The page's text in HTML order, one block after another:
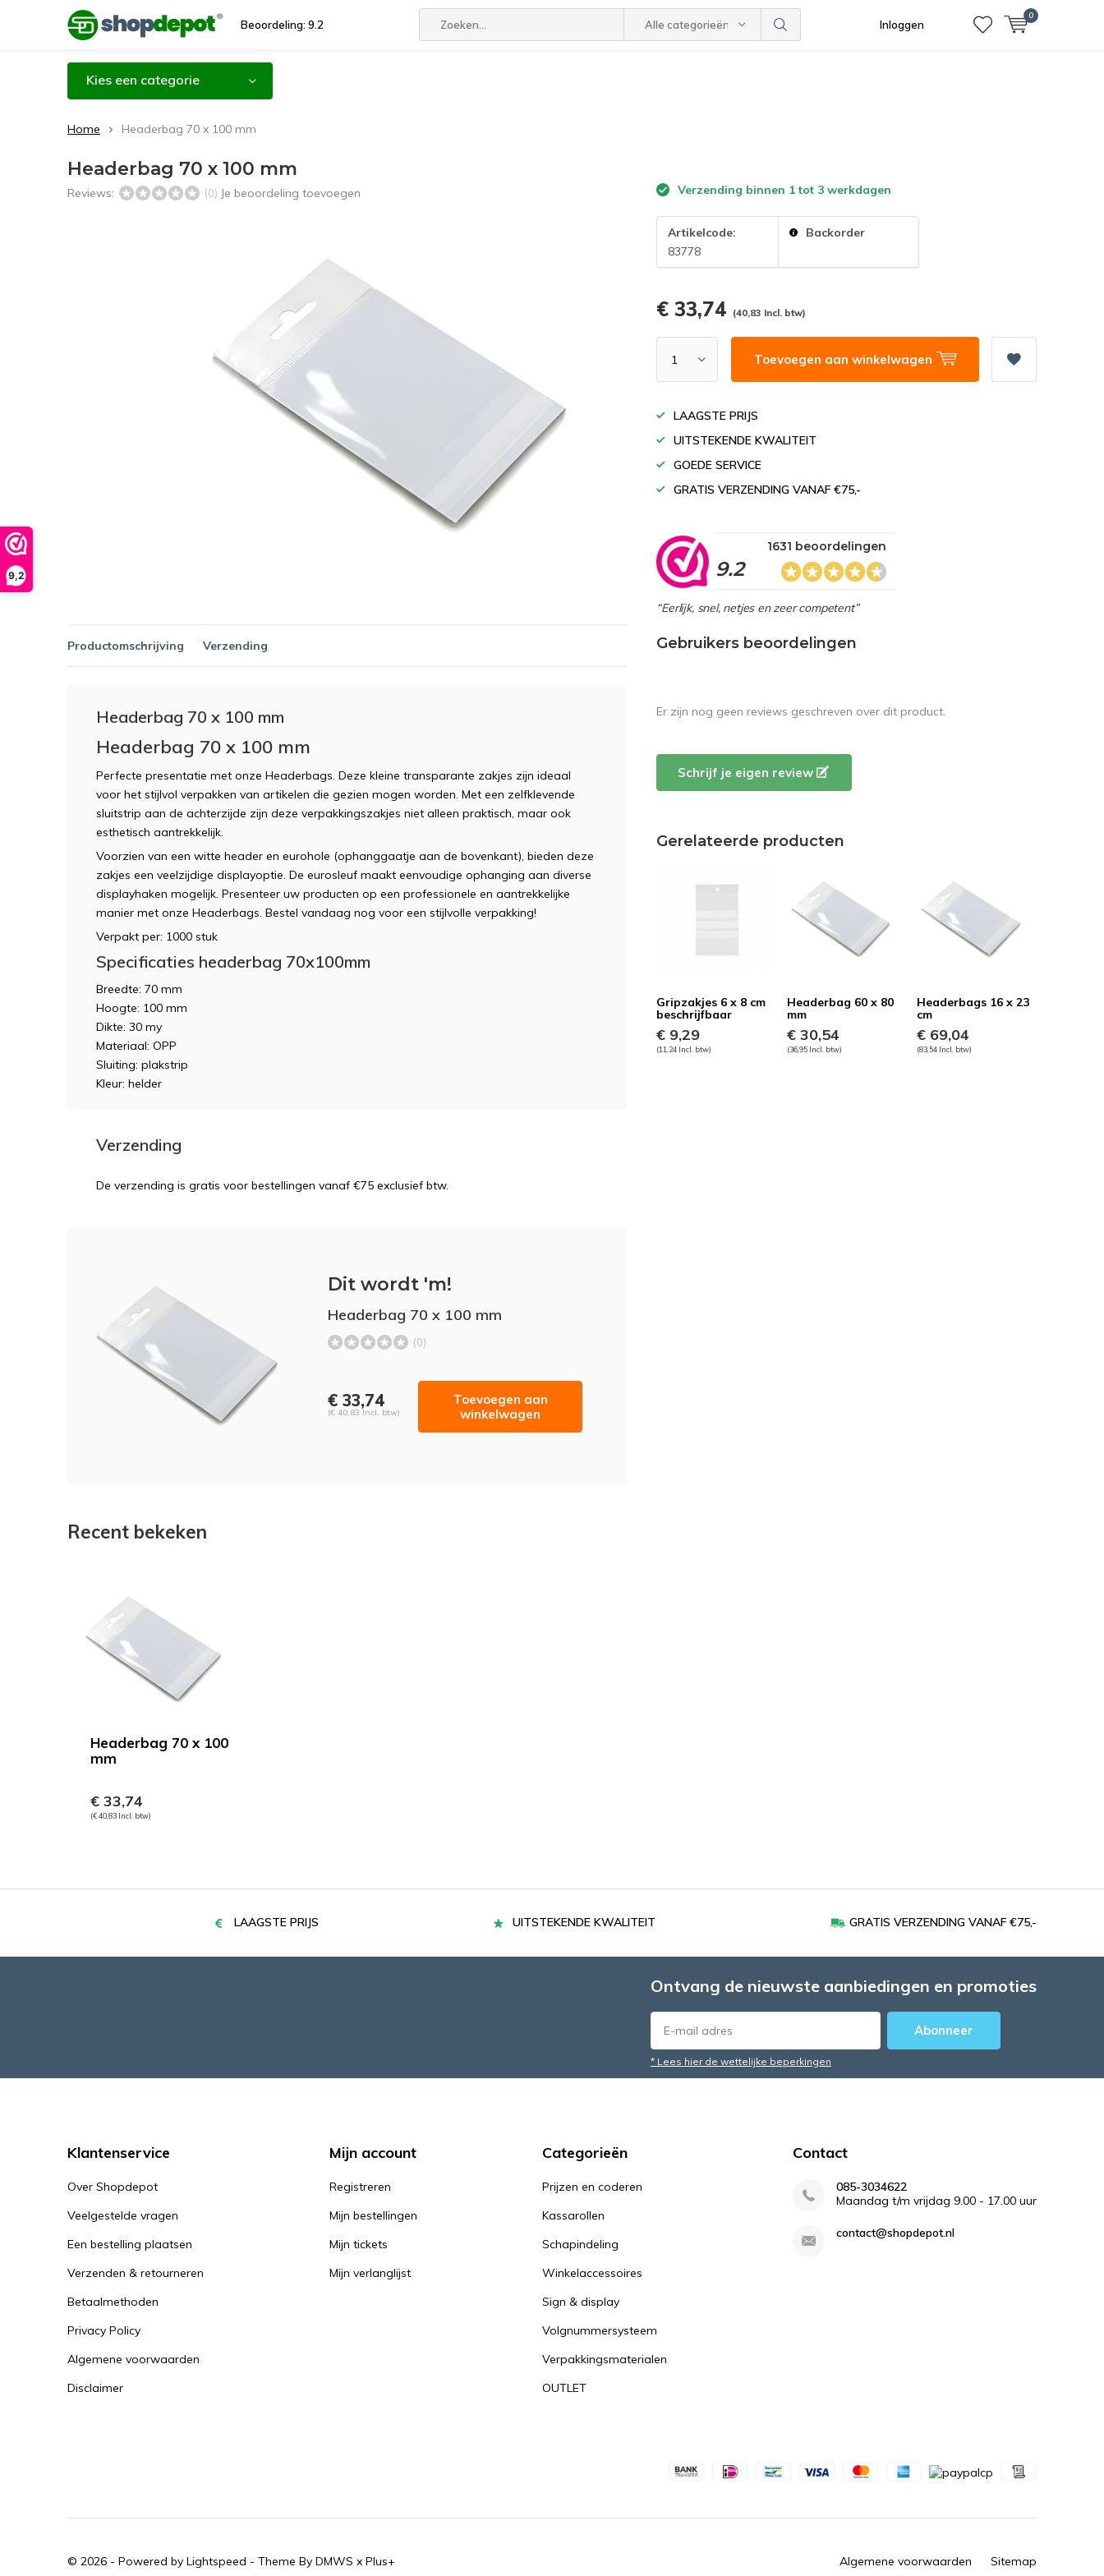
9,2
Beoordeling: 9.2 Alle categorieën Inloggen
0
Kies een categorie
Home Headerbag 70 x 100 mm
Headerbag 70 x 100 mm
Reviews: (0) Je beoordeling toevoegen Verzending binnen 1 tot 3 werkdagen
Artikelcode:
83778
Backorder
€ 33,74 (40,83 Incl. btw)
Toevoegen aan winkelwagen
LAAGSTE PRIJS
UITSTEKENDE KWALITEIT
GOEDE SERVICE
GRATIS VERZENDING VANAF €75,-
9.2
1631 beoordelingen
“Eerlijk, snel, netjes en zeer competent”
Productomschrijving Verzending
Headerbag 70 x 100 mm
Headerbag 70 x 100 mm
Perfecte presentatie met onze Headerbags. Deze kleine transparante zakjes zijn ideaal
voor het stijlvol verpakken van artikelen die gezien mogen worden. Met een zelfklevende
sluitstrip aan de achterzijde zijn deze verpakkingszakjes niet alleen praktisch, maar ook
esthetisch aantrekkelijk.
Voorzien van een witte header en eurohole (ophanggaatje aan de bovenkant), bieden deze
zakjes een veelzijdige displayoptie. De eurosleuf maakt eenvoudige ophanging aan diverse
displayhaken mogelijk. Presenteer uw producten op een professionele en aantrekkelijke
manier met onze Headerbags. Bestel vandaag nog voor een stijlvolle verpakking!
Verpakt per: 1000 stuk
Specificaties headerbag 70x100mm
Breedte: 70 mm
Hoogte: 100 mm
Dikte: 30 my
Materiaal: OPP
Sluiting: plakstrip
Kleur: helder
Verzending
De verzending is gratis voor bestellingen vanaf €75 exclusief btw.
Dit wordt 'm!
Headerbag 70 x 100 mm
(0)
€ 33,74
(€ 40,83 Incl. btw)
Toevoegen aan
winkelwagen
Gebruikers beoordelingen
Er zijn nog geen reviews geschreven over dit product.
Schrijf je eigen review
Gerelateerde producten
Gripzakjes 6 x 8 cm
beschrijfbaar
€ 9,29
(11,24 Incl. btw)
Headerbag 60 x 80
mm
€ 30,54
(36,95 Incl. btw)
Headerbags 16 x 23
cm
€ 69,04
(83,54 Incl. btw)
Recent bekeken
Headerbag 70 x 100
mm
€ 33,74
(€ 40,83 Incl. btw)
LAAGSTE PRIJS UITSTEKENDE KWALITEIT GRATIS VERZENDING VANAF €75,-
Ontvang de nieuwste aanbiedingen en promoties
Abonneer
* Lees hier de wettelijke beperkingen
Klantenservice
Over Shopdepot
Veelgestelde vragen
Een bestelling plaatsen
Verzenden & retourneren
Betaalmethoden
Privacy Policy
Algemene voorwaarden
Disclaimer
Mijn account
Registreren
Mijn bestellingen
Mijn tickets
Mijn verlanglijst
Categorieën
Prijzen en coderen
Kassarollen
Schapindeling
Winkelaccessoires
Sign & display
Volgnummersysteem
Verpakkingsmaterialen
OUTLET
Contact
085-3034622
Maandag t/m vrijdag 9.00 - 17.00 uur
contact@shopdepot.nl
© 2026 - Powered by Lightspeed - Theme By DMWS x Plus+ Algemene voorwaarden Sitemap